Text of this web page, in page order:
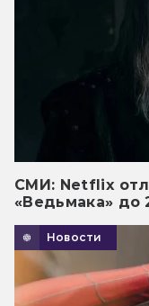
СМИ: Netflix
«Ведьмака» до
Новости